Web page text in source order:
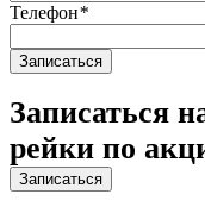
Телефон*
Записаться
рейки по